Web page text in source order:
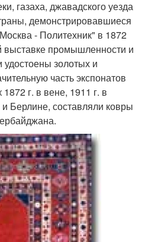
газаха, джавадского уезда
демонстрировавшиеся
- Политехник" в 1872
выставке промышленности и
удостоены золотых и
часть экспонатов
г. в вене, 1911 г. в
Берлине, составляли ковры